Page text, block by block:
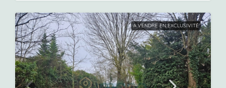
A VENDRE EN EXCLUSIVITÉ